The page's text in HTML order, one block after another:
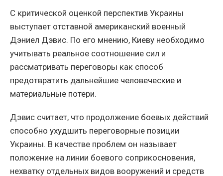
С критической оценкой перспектив Украины
выступает отставной американский военный
Дэниел Дэвис. По его мнению, Киеву необходимо
учитывать реальное соотношение сил и
рассматривать переговоры как способ
предотвратить дальнейшие человеческие и
материальные потери.
Дэвис считает, что продолжение боевых действий
способно ухудшить переговорные позиции
Украины. В качестве проблем он называет
положение на линии боевого соприкосновения,
нехватку отдельных видов вооружений и средств